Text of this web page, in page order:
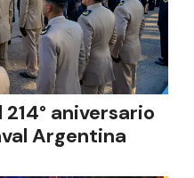
aniversario
Argentina